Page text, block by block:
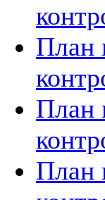
План
План
План